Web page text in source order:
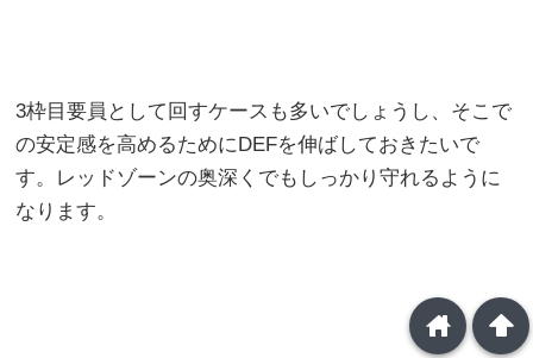
3枠目要員として回すケースも多いでしょうし、そこで
の安定感を高めるためにDEFを伸ばしておきたいで
す。レッドゾーンの奥深くでもしっかり守れるように
なります。
arrowup
home